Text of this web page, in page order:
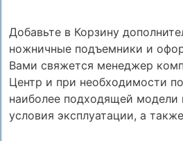
Добавьте в Корзину
ножничные подъемники и
Вами свяжется менеджер
Центр и при необходимости
наиболее подходящей модели
условия эксплуатации, а